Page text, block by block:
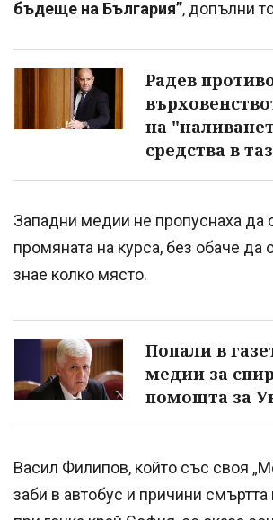
бъдеще на България”, допълни
Радев
на
средства в
Западни медии не пропуснаха да
промяната на курса, без обаче да
знае колко място.
Попали в
медии за
помощта за
Васил Филипов, който със своя
заби в автобус и причини